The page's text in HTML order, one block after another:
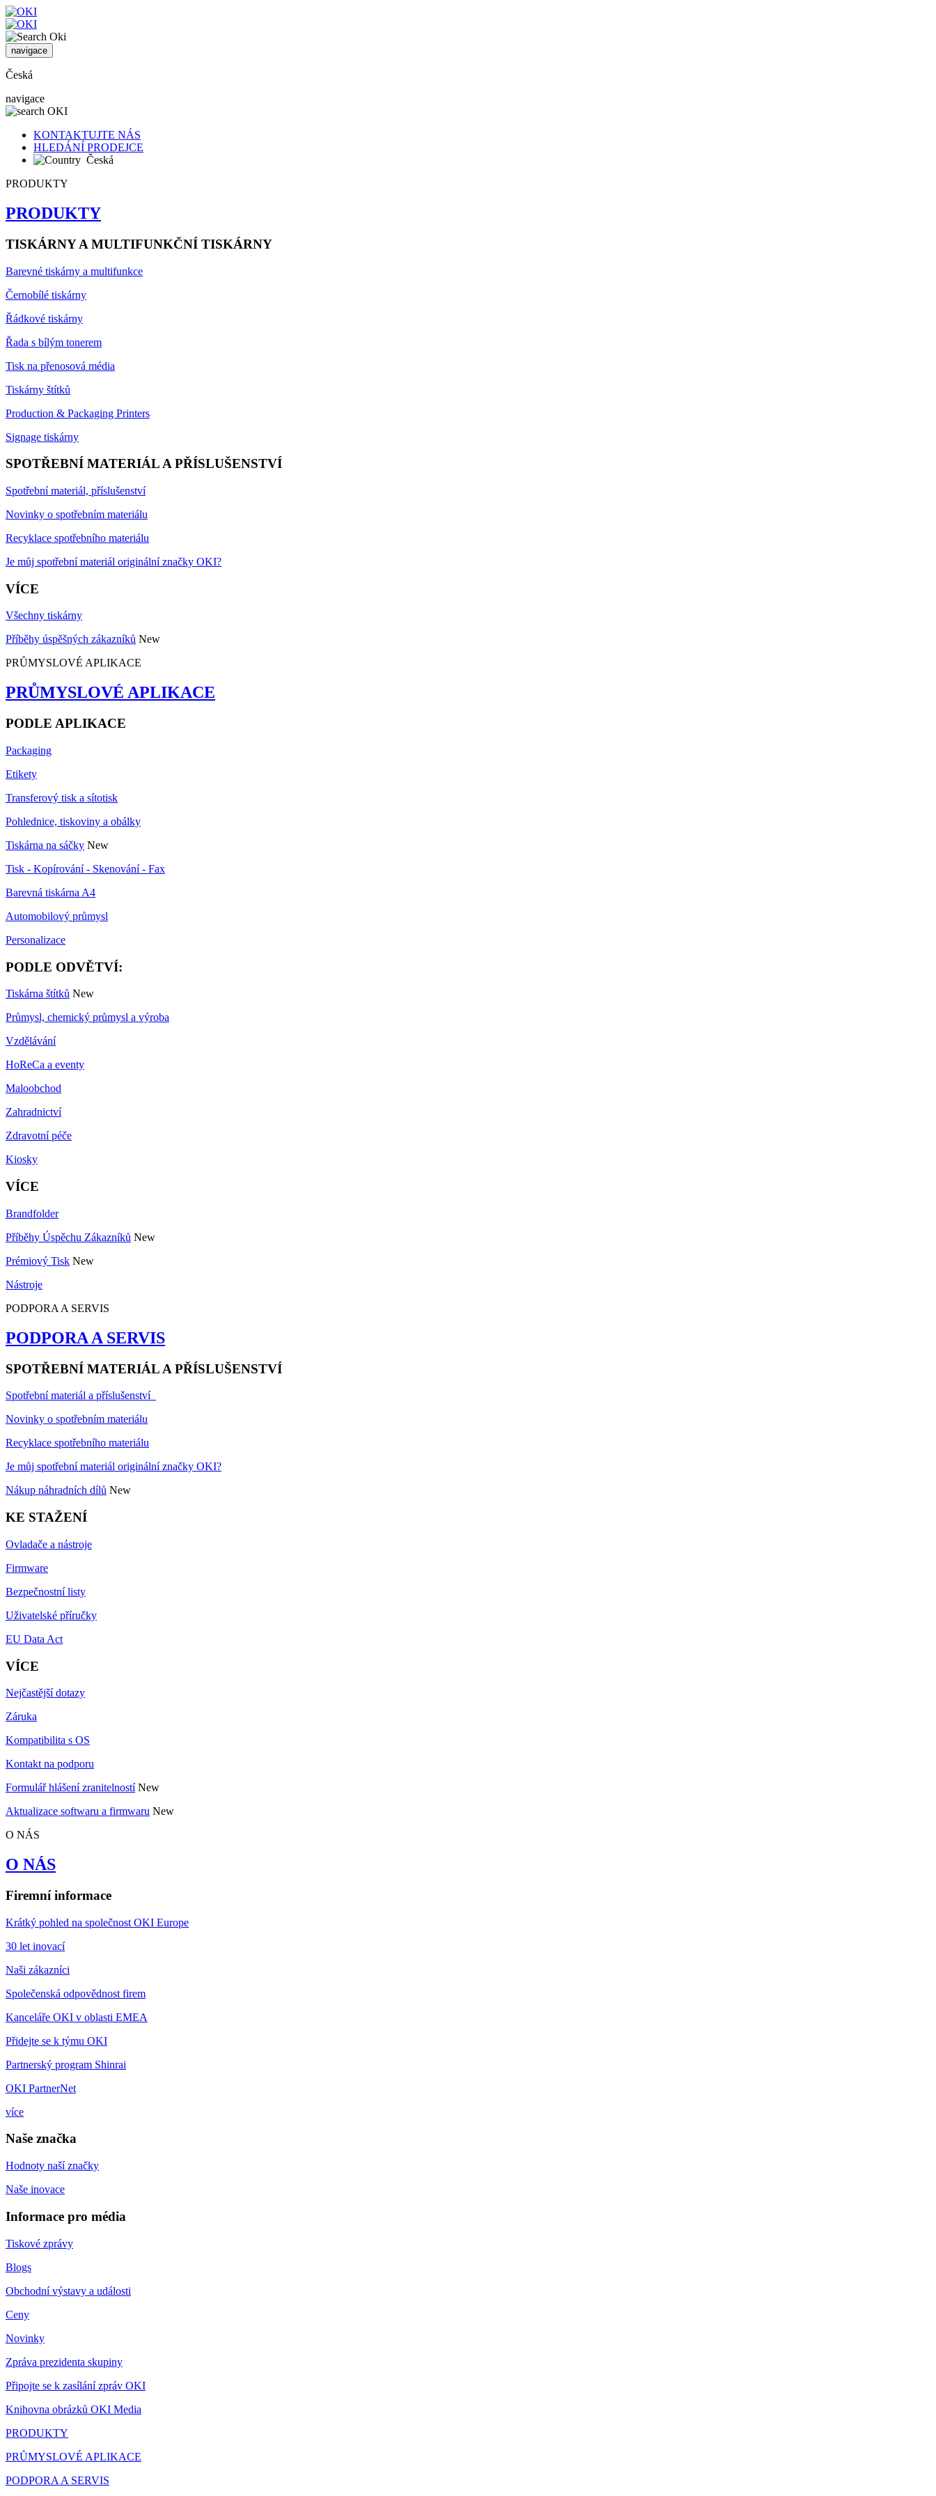
navigace
Česká
navigace
KONTAKTUJTE NÁS
HLEDÁNÍ PRODEJCE
Česká
PRODUKTY
PRODUKTY
TISKÁRNY A MULTIFUNKČNÍ TISKÁRNY
Barevné tiskárny a multifunkce
Černobílé tiskárny
Řádkové tiskárny
Řada s bílým tonerem
Tisk na přenosová média
Tiskárny štítků
Production & Packaging Printers
Signage tiskárny
SPOTŘEBNÍ MATERIÁL A PŘÍSLUŠENSTVÍ
Spotřební materiál, příslušenství
Novinky o spotřebním materiálu
Recyklace spotřebního materiálu
Je můj spotřební materiál originální značky OKI?
VÍCE
Všechny tiskárny
Příběhy úspěšných zákazníků New
PRŮMYSLOVÉ APLIKACE
PRŮMYSLOVÉ APLIKACE
PODLE APLIKACE
Packaging
Etikety
Transferový tisk a sítotisk
Pohlednice, tiskoviny a obálky
Tiskárna na sáčky New
Tisk - Kopírování - Skenování - Fax
Barevná tiskárna A4
Automobilový průmysl
Personalizace
PODLE ODVĚTVÍ:
Tiskárna štítků New
Průmysl, chemický průmysl a výroba
Vzdělávání
HoReCa a eventy
Maloobchod
Zahradnictví
Zdravotní péče
Kiosky
VÍCE
Brandfolder
Příběhy Úspěchu Zákazníků New
Prémiový Tisk New
Nástroje
PODPORA A SERVIS
PODPORA A SERVIS
SPOTŘEBNÍ MATERIÁL A PŘÍSLUŠENSTVÍ
Spotřební materiál a příslušenství
Novinky o spotřebním materiálu
Recyklace spotřebního materiálu
Je můj spotřební materiál originální značky OKI?
Nákup náhradních dílů New
KE STAŽENÍ
Ovladače a nástroje
Firmware
Bezpečnostní listy
Uživatelské příručky
EU Data Act
VÍCE
Nejčastější dotazy
Záruka
Kompatibilita s OS
Kontakt na podporu
Formulář hlášení zranitelností New
Aktualizace softwaru a firmwaru New
O NÁS
O NÁS
Firemní informace
Krátký pohled na společnost OKI Europe
30 let inovací
Naši zákazníci
Společenská odpovědnost firem
Kanceláře OKI v oblasti EMEA
Přidejte se k týmu OKI
Partnerský program Shinrai
OKI PartnerNet
více
Naše značka
Hodnoty naší značky
Naše inovace
Informace pro média
Tiskové zprávy
Blogs
Obchodní výstavy a události
Ceny
Novinky
Zpráva prezidenta skupiny
Připojte se k zasílání zpráv OKI
Knihovna obrázků OKI Media
PRODUKTY
PRŮMYSLOVÉ APLIKACE
PODPORA A SERVIS